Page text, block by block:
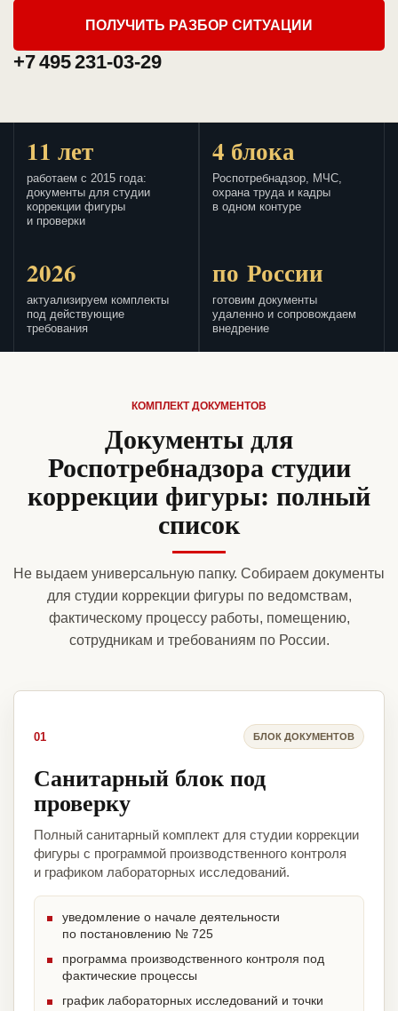
ПОЛУЧИТЬ РАЗБОР СИТУАЦИИ
+7 495 231-03-29
11 лет
работаем с 2015 года:
документы для студии
коррекции фигуры
и проверки
4 блока
Роспотребнадзор, МЧС,
охрана труда и кадры
в одном контуре
2026
актуализируем комплекты
под действующие
требования
по России
готовим документы
удаленно и сопровождаем
внедрение
КОМПЛЕКТ ДОКУМЕНТОВ
Документы для
Роспотребнадзора студии
коррекции фигуры: полный
список
Не выдаем универсальную папку. Собираем документы
для студии коррекции фигуры по ведомствам,
фактическому процессу работы, помещению,
сотрудникам и требованиям по России.
01 БЛОК ДОКУМЕНТОВ
Санитарный блок под
проверку
Полный санитарный комплект для студии коррекции
фигуры с программой производственного контроля
и графиком лабораторных исследований.
уведомление о начале деятельности
по постановлению № 725
программа производственного контроля под
фактические процессы
график лабораторных исследований и точки